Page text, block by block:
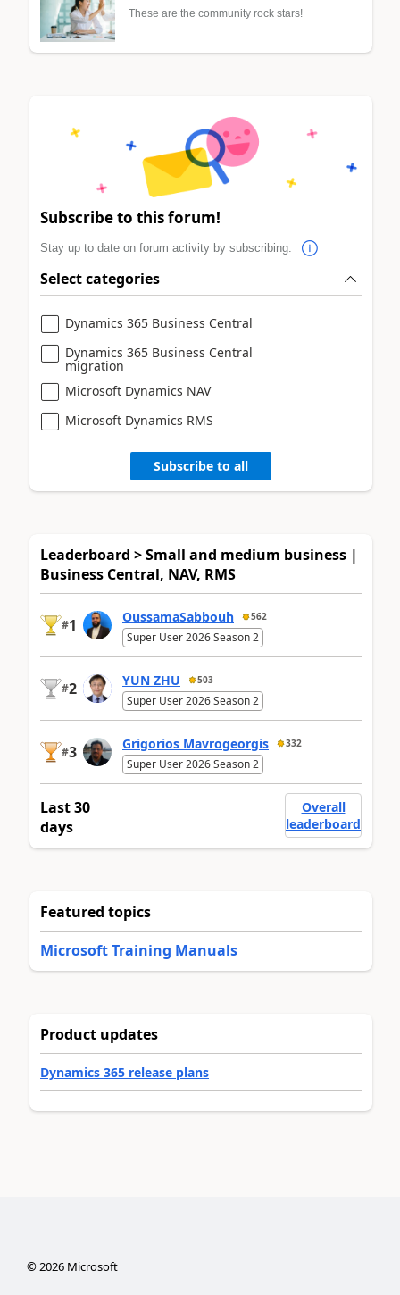
These are the community rock stars!
Subscribe to this forum!
Stay up to date on forum activity by subscribing.
Select categories
Dynamics 365 Business Central
Dynamics 365 Business Central
migration
Microsoft Dynamics NAV
Microsoft Dynamics RMS
Subscribe to all
Leaderboard > Small and medium business |
Business Central, NAV, RMS
#1 OussamaSabbouh 562
Super User 2026 Season 2
#2 YUN ZHU 503
Super User 2026 Season 2
#3 Grigorios Mavrogeorgis 332
Super User 2026 Season 2
Last 30
days
Overall
leaderboard
Featured topics
Microsoft Training Manuals
Product updates
Dynamics 365 release plans
©2026Microsoft